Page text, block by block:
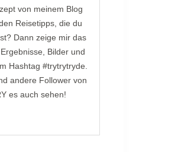
von meinem Blog
Reisetipps, die du
Dann zeige mir das
Bilder und
Hashtag #trytrytryde.
andere Follower von
es auch sehen!